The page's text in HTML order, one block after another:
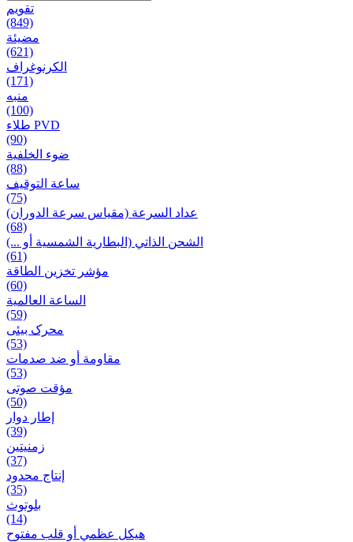
تقويم
(849)
مضيئة
(621)
الكرنوغراف
(171)
منبه
(100)
طلاء PVD
(90)
ضوء الخلفية
(88)
ساعة التوقيف
(75)
عداد السرعة (مقياس سرعة الدوران)
(68)
الشحن الذاتي (البطارية الشمسية أو ...)
(61)
مؤشر تخزين الطاقة
(60)
الساعة العالمية
(59)
محرک بیئی
(53)
مقاومة أو ضد صدمات
(53)
مؤقت صوتی
(50)
إطار دوار
(39)
زمنیتین
(37)
إنتاج محدود
(35)
بلوتوث
(14)
هيكل عظمي أو قلب مفتوح